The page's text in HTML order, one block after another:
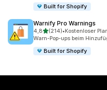
Built for Shopify
Warnify Pro Warnings
4,8von 5 Sternen
(214)
214 Rezensionen insgesamt
•Kostenloser
Warn-Pop-ups beim
Built for Shopify